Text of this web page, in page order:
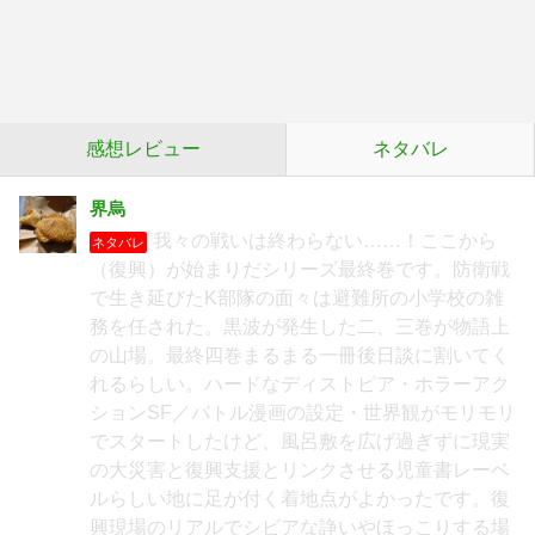
感想レビュー ネタバレ
界烏
ネタバレ
我々の戦いは終わらない……！ここから
（復興）が始まりだシリーズ最終巻です。防衛戦
で生き延びたK部隊の面々は避難所の小学校の雑
務を任された。黒波が発生した二、三巻が物語上
の山場。最終四巻まるまる一冊後日談に割いてく
れるらしい。ハードなディストピア・ホラーアク
ションSF／バトル漫画の設定・世界観がモリモリ
でスタートしたけど、風呂敷を広げ過ぎずに現実
の大災害と復興支援とリンクさせる児童書レーベ
ルらしい地に足が付く着地点がよかったです。復
興現場のリアルでシビアな諍いやほっこりする場